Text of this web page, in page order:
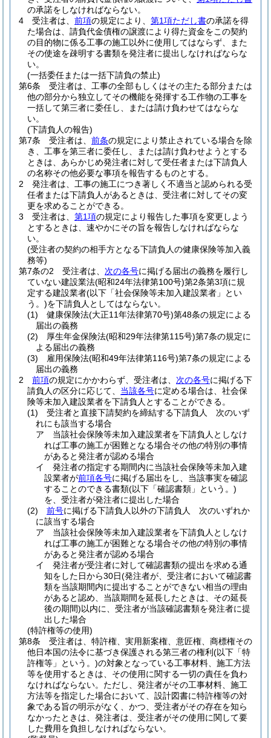
の承諾をしなければならない。
4
受注者は、 前項の規定により、 第1項ただし書の承諾を得
た場合は、請負代金債権の譲渡により得た資金をこの契約
の目的物に係る工事の施工以外に使用してはならず、また
その使途を疎明する書類を発注者に提出しなければならな
い。
(一括委任または一括下請負の禁止)
第6条
受注者は、工事の全部もしくはその主たる部分または
他の部分から独立してその機能を発揮する工作物の工事を
一括して第三者に委任し、または請け負わせてはならな
い。
(下請負人の報告)
第7条
受注者は、 前条の規定により禁止されている場合を除
き、工事を第三者に委任し、または請け負わせようとする
ときは、あらかじめ発注者に対して受任者または下請負人
の名称その他必要な事項を報告するものとする。
2
発注者は、工事の施工につき著しく不適当と認められる受
任者または下請負人があるときは、受注者に対してその変
更を求めることができる。
3
受注者は、 第1項の規定により報告した事項を変更しよう
とするときは、速やかにその旨を報告しなければならな
い。
(受注者の契約の相手方となる下請負人の健康保険等加入義
務等)
第7条の2
受注者は、 次の各号に掲げる届出の義務を履行し
ていない建設業法(昭和24年法律第100号)第2条第3項に規
定する建設業者(以下「社会保険等未加入建設業者」とい
う。)を下請負人としてはならない。
(1)
健康保険法(大正11年法律第70号)第48条の規定による
届出の義務
(2)
厚生年金保険法(昭和29年法律第115号)第7条の規定に
よる届出の義務
(3)
雇用保険法(昭和49年法律第116号)第7条の規定による
届出の義務
2
前項の規定にかかわらず、受注者は、 次の各号に掲げる下
請負人の区分に応じて、 当該各号に定める場合は、社会保
険等未加入建設業者を下請負人とすることができる。
(1)
受注者と直接下請契約を締結する下請負人 次のいず
れにも該当する場合
ア
当該社会保険等未加入建設業者を下請負人としなけ
れば工事の施工が困難となる場合その他の特別の事情
があると発注者が認める場合
イ
発注者の指定する期間内に当該社会保険等未加入建
設業者が前項各号に掲げる届出をし、当該事実を確認
することのできる書類(以下「確認書類」という。)
を、受注者が発注者に提出した場合
(2)
前号に掲げる下請負人以外の下請負人 次のいずれか
に該当する場合
ア
当該社会保険等未加入建設業者を下請負人としなけ
れば工事の施工が困難となる場合その他の特別の事情
があると発注者が認める場合
イ
発注者が受注者に対して確認書類の提出を求める通
知をした日から30日(発注者が、受注者において確認書
類を当該期間内に提出することができない相当の理由
があると認め、当該期間を延長したときは、その延長
後の期間)以内に、受注者が当該確認書類を発注者に提
出した場合
(特許権等の使用)
第8条
受注者は、特許権、実用新案権、意匠権、商標権その
他日本国の法令に基づき保護される第三者の権利 (以下「特
許権等」という。)の対象となっている工事材料、施工方法
等を使用するときは、その使用に関する一切の責任を負わ
なければならない。 ただし、発注者がその工事材料、施工
方法等を指定した場合において、設計図書に特許権等の対
象である旨の明示がなく、かつ、受注者がその存在を知ら
なかったときは、発注者は、受注者がその使用に関して要
した費用を負担しなければならない。